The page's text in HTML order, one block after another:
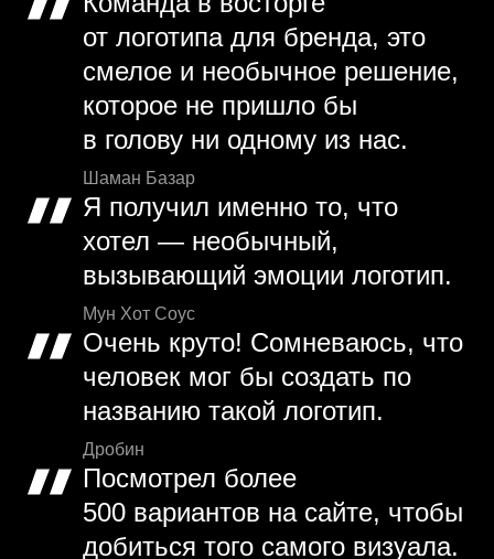
от логотипа для бренда, это
смелое и необычное решение,
которое не пришло бы
в голову ни одному из нас.
Шаман Базар
Я получил именно то, что
хотел — необычный,
вызывающий эмоции логотип.
Мун Хот Соус
Очень круто! Сомневаюсь, что
человек мог бы создать по
названию такой логотип.
Дробин
Посмотрел более
500 вариантов на сайте, чтобы
добиться того самого визуала.